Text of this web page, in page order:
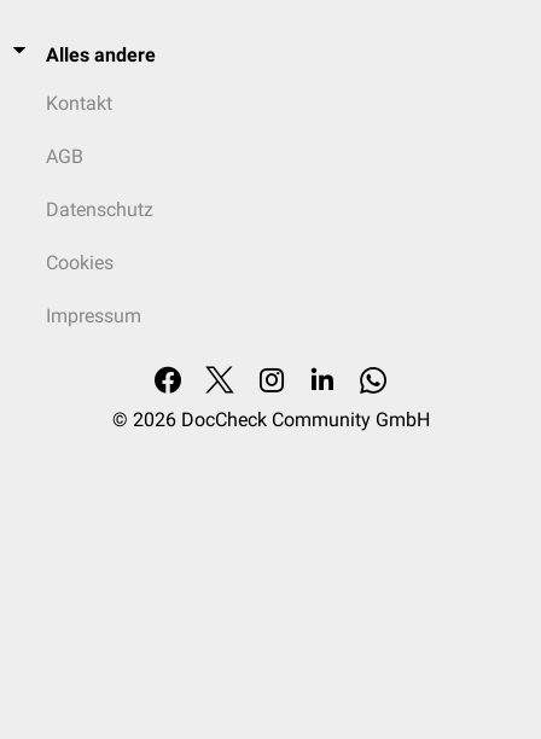
Alles andere
Kontakt
AGB
Datenschutz
Cookies
Impressum
© 2026 DocCheck Community GmbH